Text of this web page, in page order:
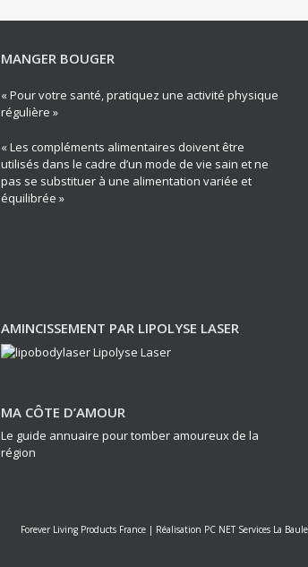
MANGER BOUGER
« Pour votre santé, pratiquez une activité physique
régulière »
« Les compléments alimentaires doivent être
utilisés dans le cadre d’un mode de vie sain et ne
pas se substituer à une alimentation variée et
équilibrée »
AMINCISSEMENT PAR LIPOLYSE LASER
MA CÔTE D’AMOUR
Le guide annuaire pour tomber amoureux de la
région
Forever Living Products France | Réalisation PC NET Services La Baule